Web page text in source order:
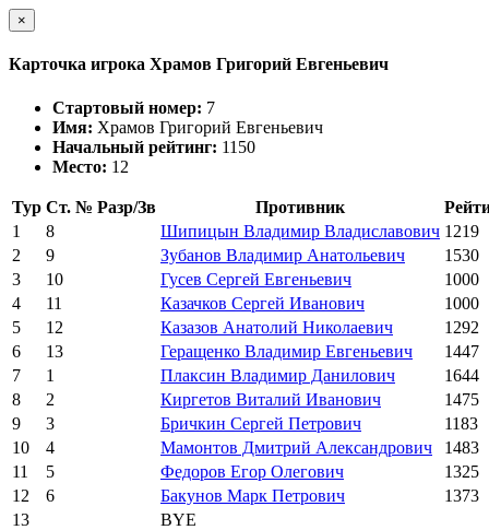
×
Карточка игрока Храмов Григорий Евгеньевич
Стартовый номер: 7
Имя: Храмов Григорий Евгеньевич
Начальный рейтинг: 1150
Место: 12
Тур Ст. № Разр/Зв Противник
1
8 Шипицын Владимир Владиславович 1219
2
9 Зубанов Владимир Анатольевич
1530
3
10 Гусев Сергей Евгеньевич
1000
4
11 Казачков Сергей Иванович
1000
5
12 Казазов Анатолий Николаевич
1292
6
13 Геращенко Владимир Евгеньевич
1447
7
1 Плаксин Владимир Данилович
1644
8
2 Киргетов Виталий Иванович
1475
9
3 Бричкин Сергей Петрович
1183
10
4 Мамонтов Дмитрий Александрович
1483
11
5 Федоров Егор Олегович
1325
12
6 Бакунов Марк Петрович
1373
13
BYE